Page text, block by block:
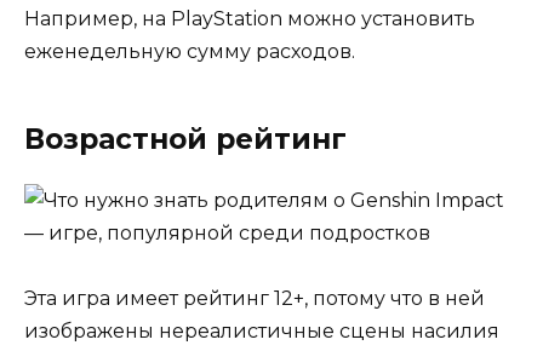
Например, на PlayStation можно установить
еженедельную сумму расходов.
Возрастной рейтинг
Эта игра имеет рейтинг 12+, потому что в ней
изображены нереалистичные сцены насилия